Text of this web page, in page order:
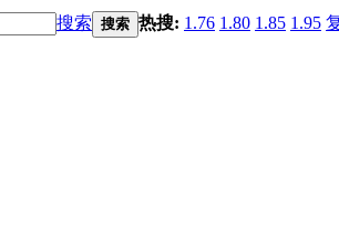
搜索 搜索 热搜: 1.76 1.80 1.85 1.95